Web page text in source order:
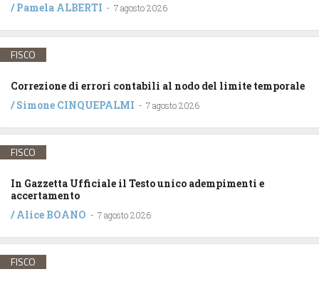
/Pamela ALBERTI - 7 agosto 2026
FISCO
Correzione di errori contabili al nodo del limite temporale
/Simone CINQUEPALMI - 7 agosto 2026
FISCO
In Gazzetta Ufficiale il Testo unico adempimenti e
accertamento
/Alice BOANO - 7 agosto 2026
FISCO